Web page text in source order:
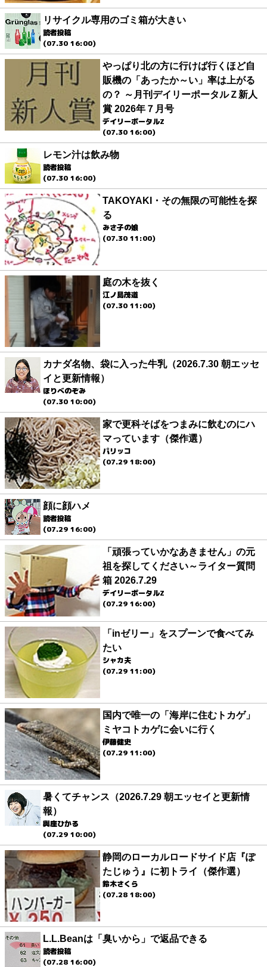
リサイクル専用のゴミ箱が大きい
読者投稿
(07.30 16:00)
やっぱり北の方に行けば行くほど自
販機の「あったか～い」率は上がる
の？ ～月刊デイリーポータルＺ新人
賞 2026年７月号
デイリーポータルZ
(07.30 16:00)
レモン汁は飲み物
読者投稿
(07.30 16:00)
TAKOYAKI・その無限の可能性を探
る
みさ子の娘
(07.30 11:00)
庭の木を抜く
江ノ島茂道
(07.30 11:00)
カナダ名物、袋に入った牛乳（2026.7.30 朝エッセ
イと更新情報）
ほりべのぞみ
(07.30 10:00)
家で更科そばをつまみに飲むのにハ
マっています（傑作選）
パリッコ
(07.29 18:00)
顔に顔ハメ
読者投稿
(07.29 16:00)
「頑張っていかなあきません」の元
祖を探してください～ライター質問
箱 2026.7.29
デイリーポータルZ
(07.29 16:00)
「inゼリー」をスプーンで食べてみ
たい
シャカ夫
(07.29 11:00)
国内で唯一の「海岸に住むトカゲ」
ミヤコトカゲに会いに行く
伊藤健史
(07.29 11:00)
暑くてチャンス（2026.7.29 朝エッセイと更新情
報）
與座ひかる
(07.29 10:00)
静岡のローカルロードサイド店『ぽ
たじゅう』に初トライ（傑作選）
鈴木さくら
(07.28 18:00)
L.L.Beanは「臭いから」で返品できる
読者投稿
(07.28 16:00)